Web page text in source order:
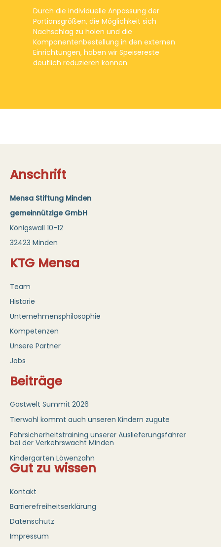
Durch die individuelle Anpassung der
Portionsgrößen, die Möglichkeit sich
Nachschlag zu holen und die
Komponentenbestellung in den externen
Einrichtungen, haben wir Speisereste
deutlich reduzieren können.
Anschrift
Mensa Stiftung Minden
gemeinnützige GmbH
Königswall 10-12
32423 Minden
KTG Mensa
Team
Historie
Unternehmensphilosophie
Kompetenzen
Unsere Partner
Jobs
Beiträge
Gastwelt Summit 2026
Tierwohl kommt auch unseren Kindern zugute
Fahrsicherheitstraining unserer Auslieferungsfahrer
bei der Verkehrswacht Minden
Kindergarten Löwenzahn
Gut zu wissen
Kontakt
Barrierefreiheitserklärung
Datenschutz
Impressum